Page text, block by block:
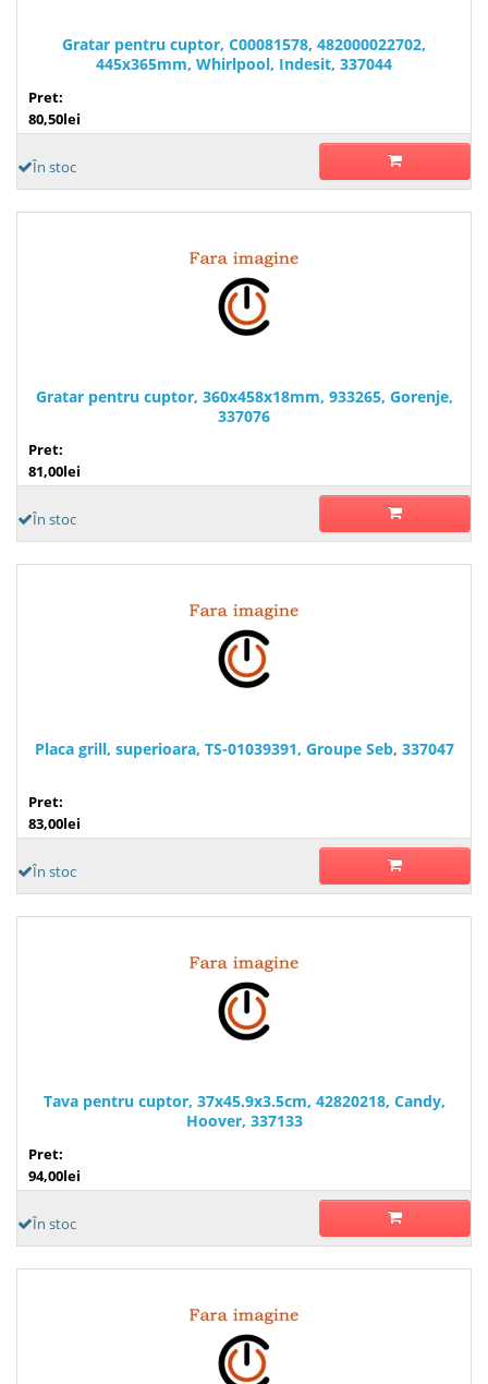
Gratar pentru cuptor, C00081578, 482000022702,
445x365mm, Whirlpool, Indesit, 337044
Pret:
80,50lei
În stoc
Gratar pentru cuptor, 360x458x18mm, 933265, Gorenje,
337076
Pret:
81,00lei
În stoc
Placa grill, superioara, TS-01039391, Groupe Seb, 337047
Pret:
83,00lei
În stoc
Tava pentru cuptor, 37x45.9x3.5cm, 42820218, Candy,
Hoover, 337133
Pret:
94,00lei
În stoc